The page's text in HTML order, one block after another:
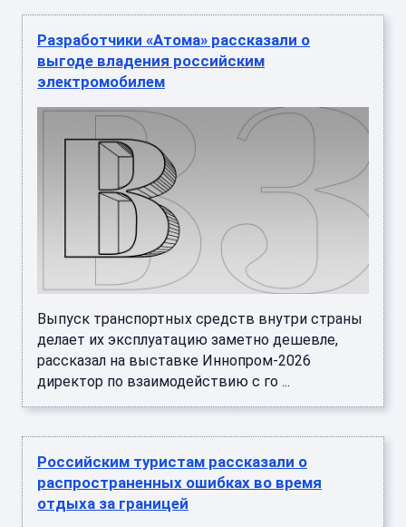
Разработчики «Атома» рассказали о
выгоде владения российским
электромобилем
Выпуск транспортных средств внутри страны
делает их эксплуатацию заметно дешевле,
рассказал на выставке Иннопром-2026
директор по взаимодействию с го ...
Российским туристам рассказали о
распространенных ошибках во время
отдыха за границей